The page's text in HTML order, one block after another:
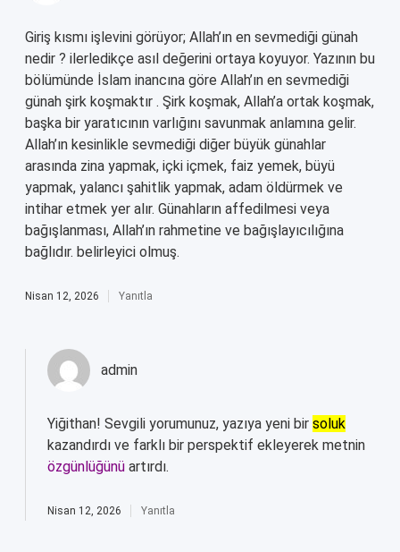
Giriş kısmı işlevini görüyor; Allah’ın en sevmediği günah
nedir ? ilerledikçe asıl değerini ortaya koyuyor. Yazının bu
bölümünde İslam inancına göre Allah’ın en sevmediği
günah şirk koşmaktır . Şirk koşmak, Allah’a ortak koşmak,
başka bir yaratıcının varlığını savunmak anlamına gelir.
Allah’ın kesinlikle sevmediği diğer büyük günahlar
arasında zina yapmak, içki içmek, faiz yemek, büyü
yapmak, yalancı şahitlik yapmak, adam öldürmek ve
intihar etmek yer alır. Günahların affedilmesi veya
bağışlanması, Allah’ın rahmetine ve bağışlayıcılığına
bağlıdır. belirleyici olmuş.
Nisan 12, 2026 Yanıtla
admin
Yiğithan! Sevgili yorumunuz, yazıya yeni bir soluk
kazandırdı ve farklı bir perspektif ekleyerek metnin
özgünlüğünü artırdı.
Nisan 12, 2026 Yanıtla